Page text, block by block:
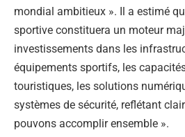
mondial ambitieux ». Il a estimé
sportive constituera un moteur
investissements dans les
équipements sportifs, les
touristiques, les solutions
systèmes de sécurité, reflétant
pouvons accomplir ensemble ».